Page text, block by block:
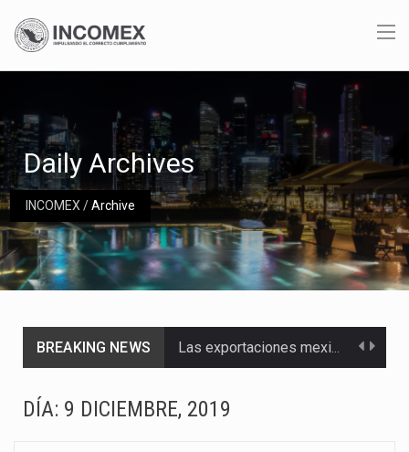
INCOMEX/Archive
Daily Archives
BREAKING NEWS Las exportaciones mexicanas de vehículos ligeros disminuyeron 9.67 % en julio a tasa anual, alcanzando…
DÍA: 9 DICIEMBRE, 2019